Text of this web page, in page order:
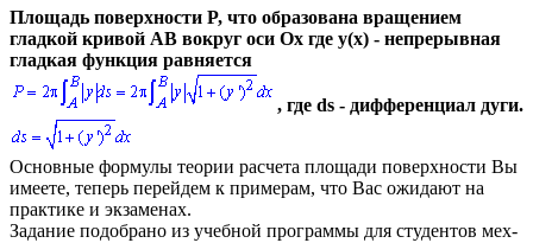
Площадь поверхности P, что образована вращением
гладкой кривой AB вокруг оси Ox где y(x) - непрерывная
гладкая функция равняется
, где ds - дифференциал дуги.
Основные формулы теории расчета площади поверхности Вы
имеете, теперь перейдем к примерам, что Вас ожидают на
практике и экзаменах.
Задание подобрано из учебной программы для студентов мех-